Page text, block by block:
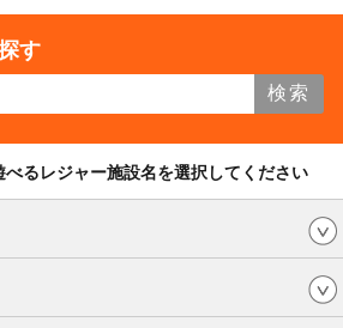
す
検索
るレジャー施設名を選択してください